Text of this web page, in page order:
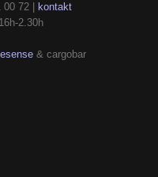
72 |
kontakt
2.30h
esense& cargobar